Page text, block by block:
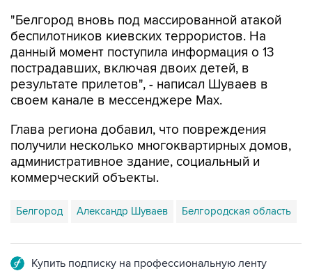
"Белгород вновь под массированной атакой
беспилотников киевских террористов. На
данный момент поступила информация о 13
пострадавших, включая двоих детей, в
результате прилетов", - написал Шуваев в
своем канале в мессенджере Max.
Глава региона добавил, что повреждения
получили несколько многоквартирных домов,
административное здание, социальный и
коммерческий объекты.
Белгород Александр Шуваев Белгородская область
Купить подписку на профессиональную ленту